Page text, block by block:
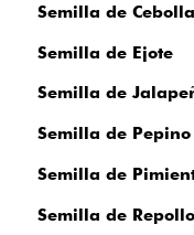
Semilla de Cebolla
Semilla de Ejote
Semilla de
Semilla de Pepino
Semilla de
Semilla de Repollo